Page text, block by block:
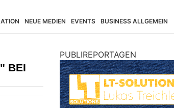
NEUE MEDIEN EVENTS BUSINESS ALLGEMEIN
BEI
PUBLIREPORTAGEN